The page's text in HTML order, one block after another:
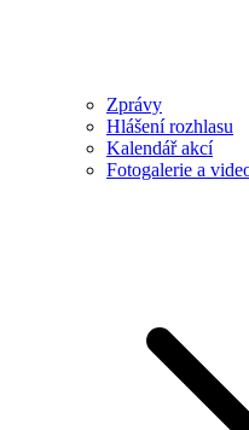
Zprávy
Hlášení rozhlasu
Kalendář akcí
Fotogalerie a